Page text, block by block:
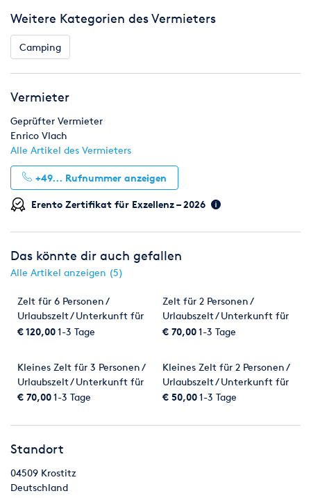
jede weitere Woche --- 50 €
Kaution pro Zelt --- 100 €
Versand pro Zelt --- 20 €
Weitere Kategorien des Vermieters
Camping
Vermieter
Geprüfter Vermieter
Enrico Vlach
Alle Artikel des Vermieters
+49... Rufnummer anzeigen
Erento Zertifikat für Exzellenz – 2026
Das könnte dir auch gefallen
Alle Artikel anzeigen (5)
Zelt für 6 Personen /
Urlaubszelt / Unterkunft für
Festivals 2026 / Schlafzelt /
€ 120,001-3 Tage
Zelt für 2 Personen /
Urlaubszelt / Unterkunft für
Festivals 2026 / Schlafzelt /
€ 70,001-3 Tage
Kleines Zelt für 3 Personen /
Urlaubszelt / Unterkunft für
Festivals 2026 / Schlafzelt /
€ 70,001-3 Tage
Kleines Zelt für 2 Personen /
Urlaubszelt / Unterkunft für
Festivals 2026 / Schlafzelt /
€ 50,001-3 Tage
Standort
04509 Krostitz
Deutschland